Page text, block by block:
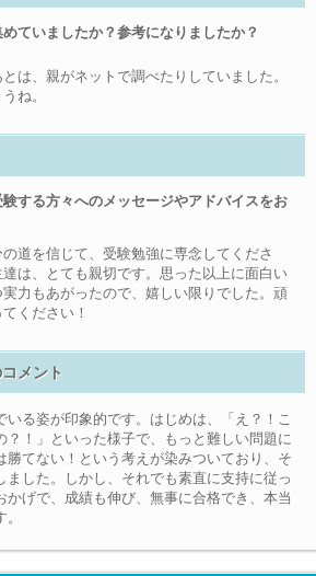
ていましたか？参考になりましたか？
は、親がネットで調べたりしていました。
ね。
する方々へのメッセージやアドバイスをお
道を信じて、受験勉強に専念してくださ
は、とても親切です。思った以上に面白い
力もあがったので、嬉しい限りでした。頑
ください！
メント
いる姿が印象的です。はじめは、「え？！こ
？！」といった様子で、もっと難しい問題に
勝てない！という考えが染みついており、そ
ました。しかし、それでも素直に支持に従っ
かげで、成績も伸び、無事に合格でき、本当